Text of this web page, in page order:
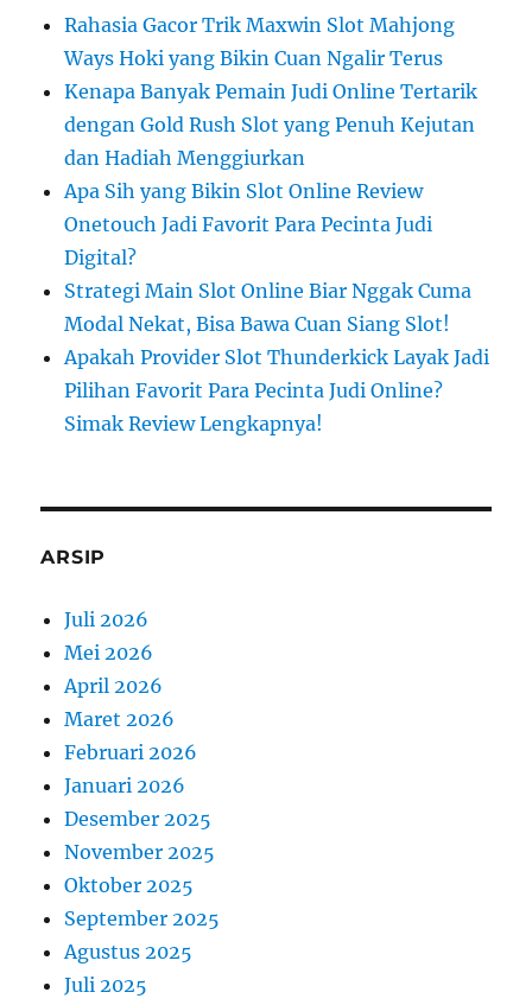
Rahasia Gacor Trik Maxwin Slot Mahjong
Ways Hoki yang Bikin Cuan Ngalir Terus
Kenapa Banyak Pemain Judi Online Tertarik
dengan Gold Rush Slot yang Penuh Kejutan
dan Hadiah Menggiurkan
Apa Sih yang Bikin Slot Online Review
Onetouch Jadi Favorit Para Pecinta Judi
Digital?
Strategi Main Slot Online Biar Nggak Cuma
Modal Nekat, Bisa Bawa Cuan Siang Slot!
Apakah Provider Slot Thunderkick Layak Jadi
Pilihan Favorit Para Pecinta Judi Online?
Simak Review Lengkapnya!
ARSIP
Juli 2026
Mei 2026
April 2026
Maret 2026
Februari 2026
Januari 2026
Desember 2025
November 2025
Oktober 2025
September 2025
Agustus 2025
Juli 2025